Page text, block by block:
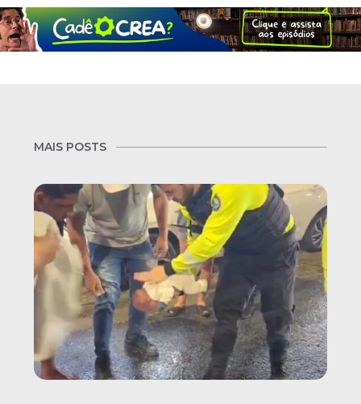
MAIS POSTS